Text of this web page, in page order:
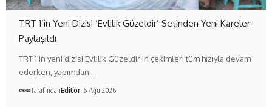
TRT 1’in Yeni Dizisi ‘Evlilik Güzeldir’ Setinden Yeni Kareler
Paylaşıldı
TRT 1'in yeni dizisi Evlilik Güzeldir'in çekimleri tüm hızıyla devam
ederken, yapımdan…
TarafındanEditör 6 Ağu 2026